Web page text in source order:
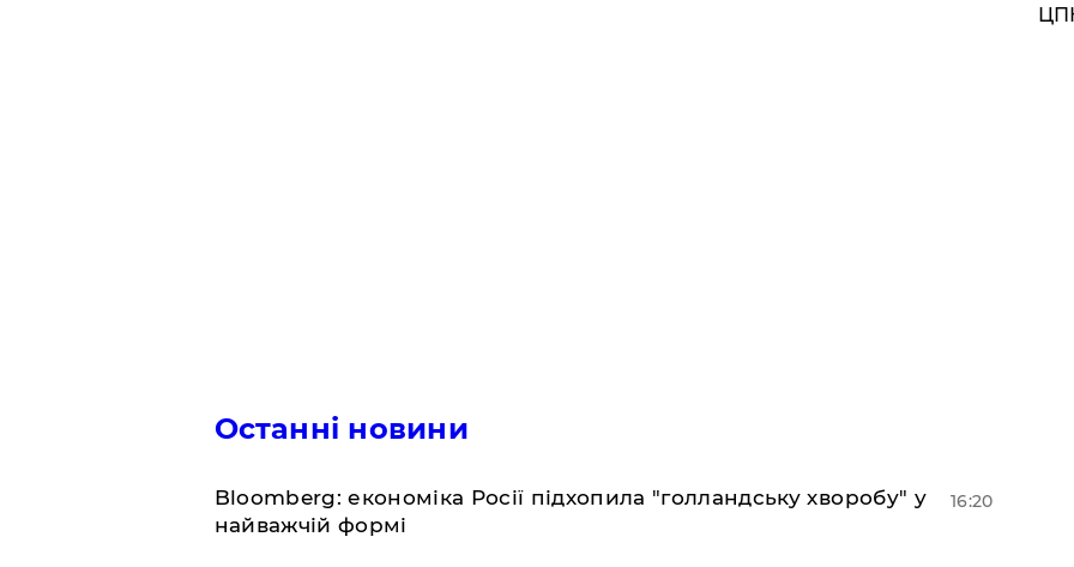
Останні новини
Bloomberg: економіка Росії підхопила "голландську хворобу" у
найважчій формі
16:20